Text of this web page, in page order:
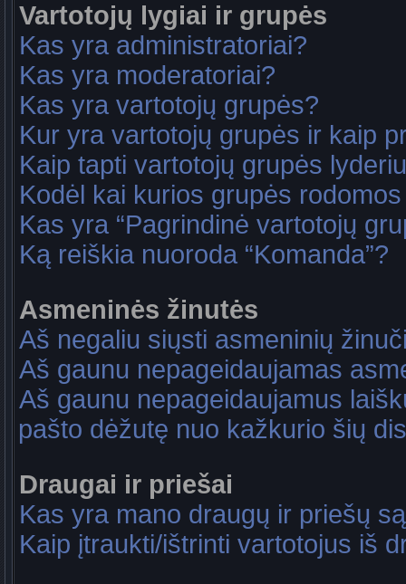
Vartotojų lygiai ir grupės
Kas yra administratoriai?
Kas yra moderatoriai?
Kas yra vartotojų grupės?
Kur yra vartotojų grupės ir kaip
Kaip tapti vartotojų grupės
Kodėl kai kurios grupės
Kas yra “Pagrindinė vartotojų
Ką reiškia nuoroda “Komanda”?
Asmeninės žinutės
Aš negaliu siųsti asmeninių
Aš gaunu nepageidaujamas
Aš gaunu nepageidaujamus
pašto dėžutę nuo kažkurio šių
Draugai ir priešai
Kas yra mano draugų ir priešų
Kaip įtraukti/ištrinti vartotojus iš